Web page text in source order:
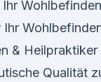
& Heilpraktiker
Qualität